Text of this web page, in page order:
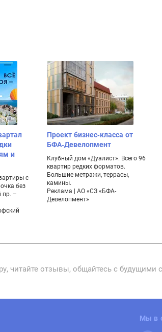
и
с
без
пр. –
Проект бизнес-класса от
БФА-Девелопмент
Клубный дом «Дуалист». Всего 96
квартир редких форматов.
Большие метражи, террасы,
камины.
Реклама | АО «СЗ «БФА-
Девелопмент»
читайте отзывы, общайтесь с будущими
Мы в